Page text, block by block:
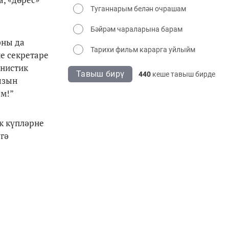
да
секретаре
күпләрне
Туганнарым белән очрашам
Бәйрәм чараларына барам
Тарихи фильм карарга уйлыйм
Тавыш бирү 440 кеше тавыш бирде